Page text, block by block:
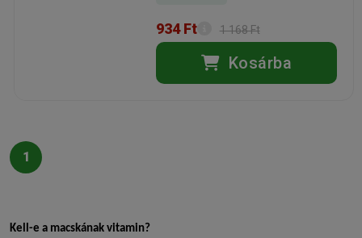
934 Ft 1 168 Ft
Kosárba
1
Kell-e a macskának vitamin?